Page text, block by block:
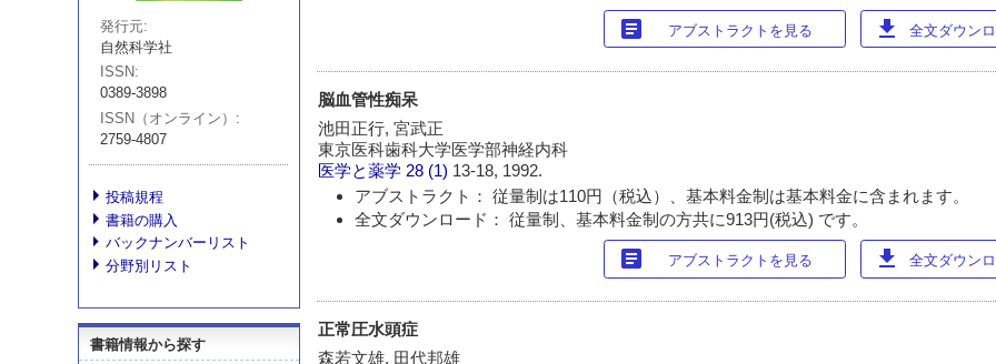
発行元
自然科学社
ISSN
0389-3898
ISSN（オンライン）
2759-4807
投稿規程
書籍の購入
バックナンバーリスト
分野別リスト
書籍情報から探す
article アブストラクトを見る download 全文ダウン
脳血管性痴呆
池田正行, 宮武正
東京医科歯科大学医学部神経内科
医学と薬学 28 (1) 13-18, 1992.
アブストラクト： 従量制は110円（税込）、基本料金制は基本料金に含まれます。
全文ダウンロード： 従量制、基本料金制の方共に913円(税込) です。
article アブストラクトを見る download 全文ダウン
正常圧水頭症
森若文雄, 田代邦雄